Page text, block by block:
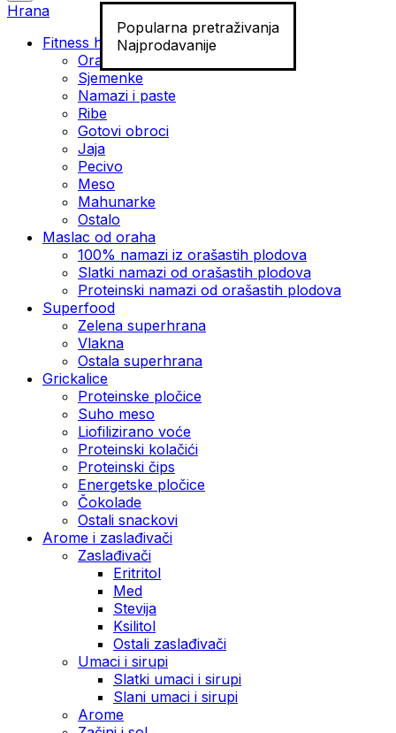
Popularna pretraživanja
Najprodavanije
Hrana
Fitness hrana
Orašasti plodovi
Sjemenke
Namazi i paste
Ribe
Gotovi obroci
Jaja
Pecivo
Meso
Mahunarke
Ostalo
Maslac od oraha
100% namazi iz orašastih plodova
Slatki namazi od orašastih plodova
Proteinski namazi od orašastih plodova
Superfood
Zelena superhrana
Vlakna
Ostala superhrana
Grickalice
Proteinske pločice
Suho meso
Liofilizirano voće
Proteinski kolačići
Proteinski čips
Energetske pločice
Čokolade
Ostali snackovi
Arome i zaslađivači
Zaslađivači
Eritritol
Med
Stevija
Ksilitol
Ostali zaslađivači
Umaci i sirupi
Slatki umaci i sirupi
Slani umaci i sirupi
Arome